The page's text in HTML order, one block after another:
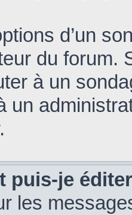
d’un
du forum.
à un
un
puis-je
les